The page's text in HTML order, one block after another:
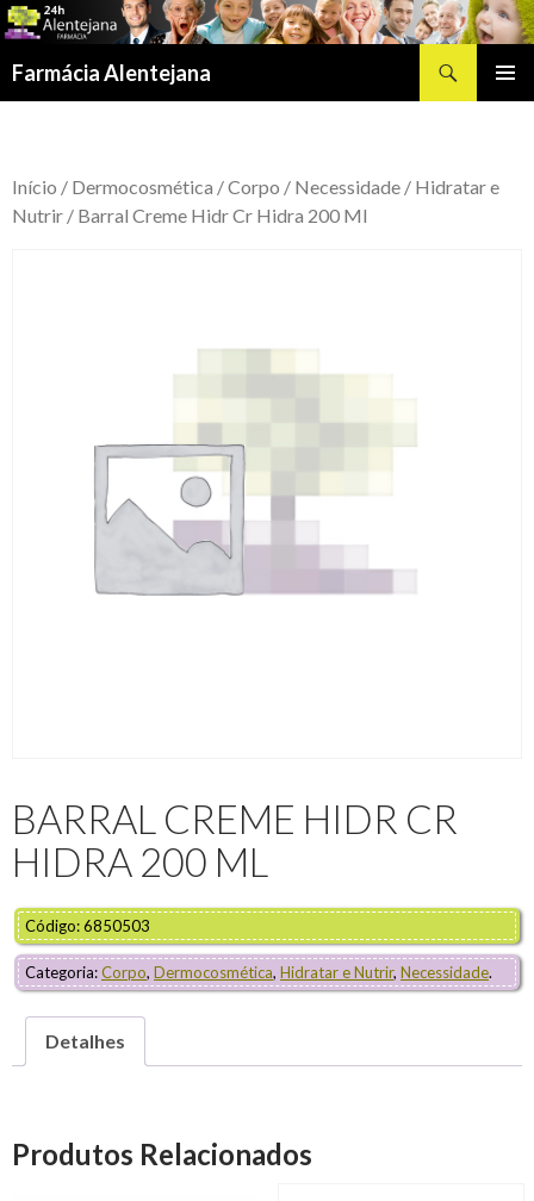
Farmácia Alentejana
Início / Dermocosmética /Corpo / Necessidade / Hidratar e
Nutrir / Barral Creme Hidr Cr Hidra 200 Ml
BARRAL CREME HIDR CR
HIDRA 200 ML
Código: 6850503
Categoria:Corpo, Dermocosmética, Hidratar e Nutrir, Necessidade.
Detalhes
Produtos Relacionados